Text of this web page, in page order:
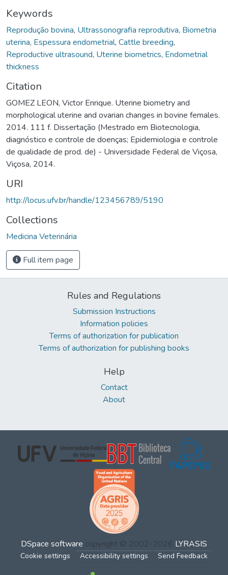
Keywords
Reprodução bovina, Ultrassonografia reprodutiva, Biometria
uterina, Espessura endometrial, Cattle breeding,
Reproductive ultrasound, Uterine biometrics, Endometrial
thickness
Citation
GOMEZ LEON, Victor Enrique. Uterine biometry and
morphological uterine and ovarian changes in bovine females.
2014. 111 f. Dissertação (Mestrado em Biotecnologia,
diagnóstico e controle de doenças; Epidemiologia e controle
de qualidade de prod. de) - Universidade Federal de Viçosa,
Viçosa, 2014.
URI
http://locus.ufv.br/handle/123456789/5190
Collections
Medicina Veterinária
Full item page
Rules and Regulations
Submission Instructions
Information policies
Terms of authorization for publication
Terms of authorization for publishing books
Help
Contact
About
DSpace software copyright © 2002-2026 LYRASIS
Cookie settings Accessibility settings Send Feedback